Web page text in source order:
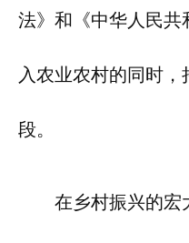
法》和《中华人民共
入农业农村的同时
段。
在乡村振兴的宏